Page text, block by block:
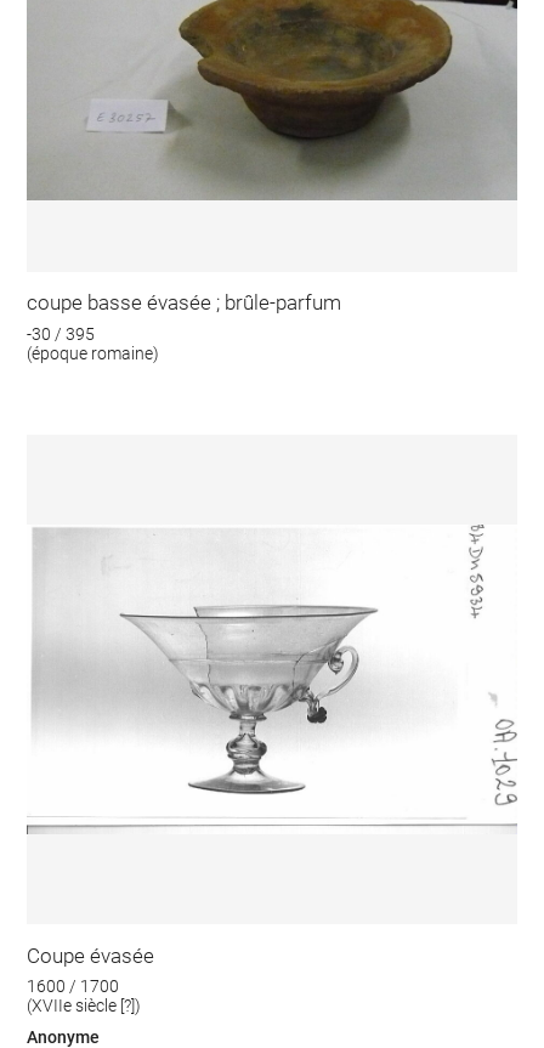
coupe basse évasée ; brûle-parfum
-30 / 395
(époque romaine)
Coupe évasée
1600 / 1700
(XVIIe siècle [?])
Anonyme